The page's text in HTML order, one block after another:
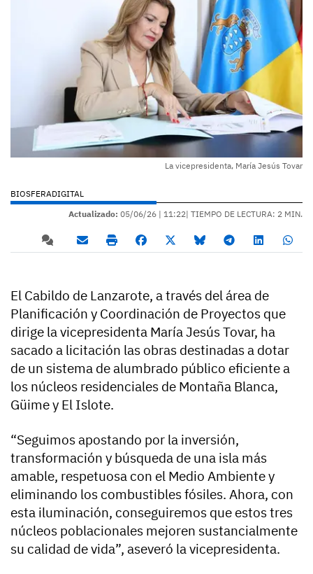
La vicepresidenta, María Jesús Tovar
BIOSFERADIGITAL
Actualizado: 05/06/26 | 11:22| TIEMPO DE LECTURA: 2 MIN.
El Cabildo de Lanzarote, a través del área de
Planificación y Coordinación de Proyectos que
dirige la vicepresidenta María Jesús Tovar, ha
sacado a licitación las obras destinadas a dotar
de un sistema de alumbrado público eficiente a
los núcleos residenciales de Montaña Blanca,
Güime y El Islote.
“Seguimos apostando por la inversión,
transformación y búsqueda de una isla más
amable, respetuosa con el Medio Ambiente y
eliminando los combustibles fósiles. Ahora, con
esta iluminación, conseguiremos que estos tres
núcleos poblacionales mejoren sustancialmente
su calidad de vida”, aseveró la vicepresidenta.